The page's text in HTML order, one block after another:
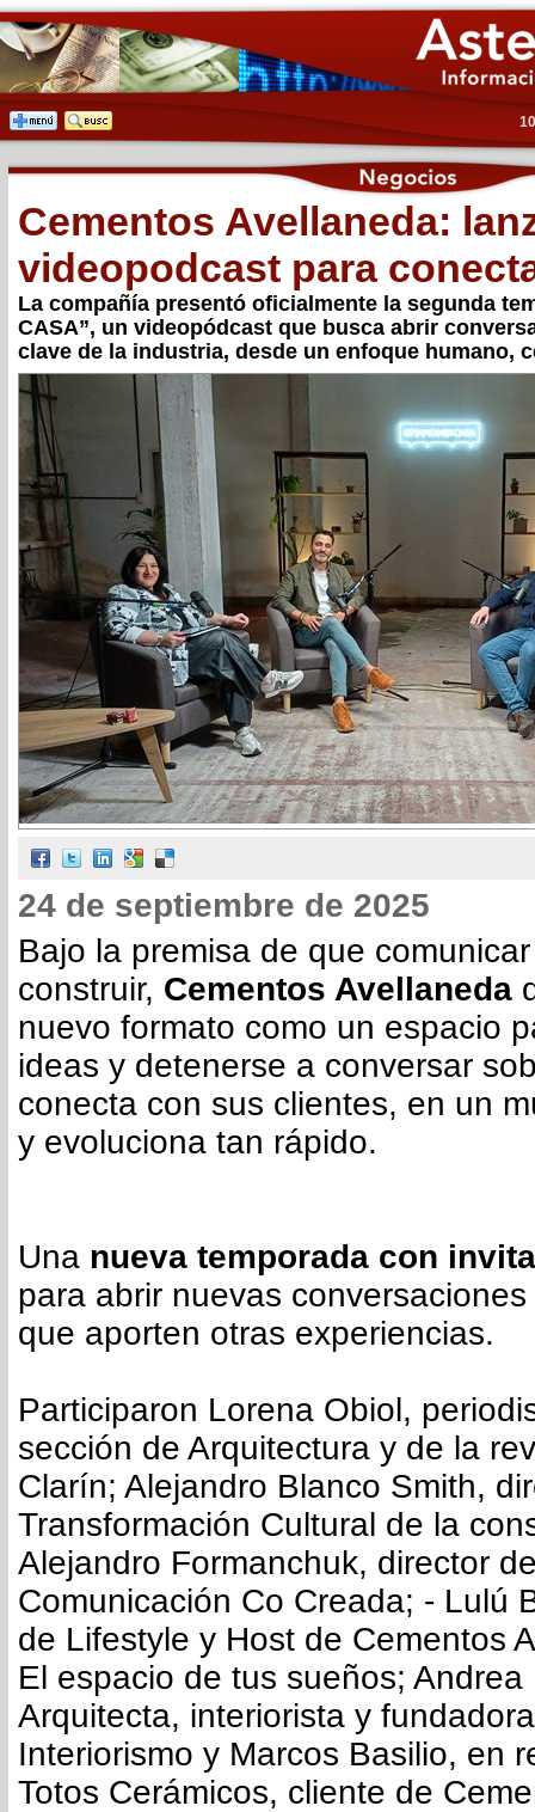
Cementos Avellaneda:
videopodcast para
La compañía presentó oficialmente la segunda
CASA”, un videopódcast que busca abrir
clave de la industria, desde un enfoque humano,
24 de septiembre de 2025
Bajo la premisa de que
construir, Cementos Avellaneda
nuevo formato como un espacio
ideas y detenerse a conversar
conecta con sus clientes, en un
y evoluciona tan rápido.
Una nueva temporada con
para abrir nuevas
que aporten otras experiencias.
Participaron Lorena Obiol,
sección de Arquitectura y de la
Clarín; Alejandro Blanco Smith,
Transformación Cultural de la
Alejandro Formanchuk, director
Comunicación Co Creada; - Lulú
de Lifestyle y Host de Cementos
El espacio de tus sueños; Andrea
Arquitecta, interiorista y
Interiorismo y Marcos Basilio, en
Totos Cerámicos, cliente de